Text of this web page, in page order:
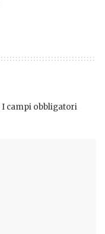
I campi obbligatori